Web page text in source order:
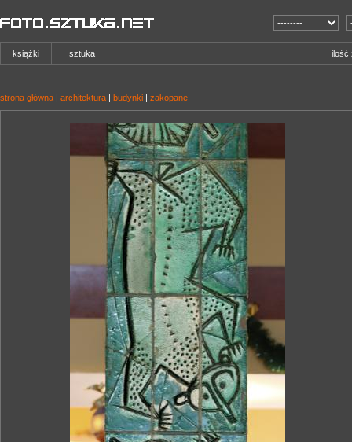
książki sztuka ilość
strona główna | architektura | budynki | zakopane